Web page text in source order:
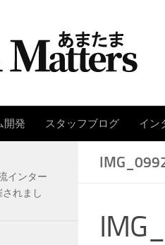
開発 スタッフブログ イン
インター
れまし